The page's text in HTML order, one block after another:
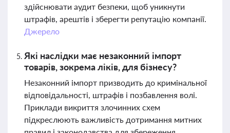
здійснювати аудит безпеки, щоб уникнути
штрафів, арештів і зберегти репутацію компанії.
Джерело
Які наслідки має незаконний імпорт
товарів, зокрема ліків, для бізнесу?
Незаконний імпорт призводить до кримінальної
відповідальності, штрафів і позбавлення волі.
Приклади викриття злочинних схем
підкреслюють важливість дотримання митних